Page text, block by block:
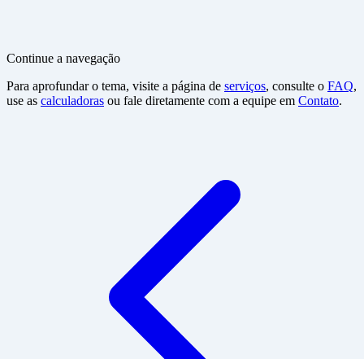
Continue a navegação
Para aprofundar o tema, visite a página de serviços, consulte o FAQ,
use as calculadoras ou fale diretamente com a equipe em Contato.